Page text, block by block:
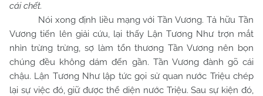
cái chết.
Nói xong định liều mạng với Tần Vương. Tả hữu Tần
Vương tiến lên giải cứu, lại thấy Lận Tương Như trợn mắt
nhìn trừng trừng, sợ làm tổn thương Tần Vương nên bọn
chúng đều không dám đến gần. Tần Vương đành gõ cái
chậu. Lận Tương Như lập tức gọi sử quan nước Triệu chép
lại sự việc đó, giữ được thể diện nước Triệu. Sau sự kiện đó,